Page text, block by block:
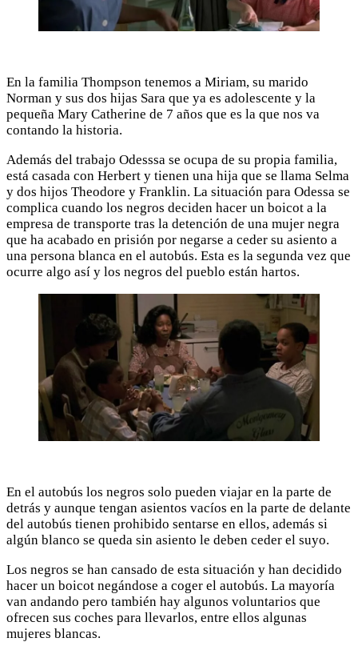
En la familia Thompson tenemos a Miriam, su marido
Norman y sus dos hijas Sara que ya es adolescente y la
pequeña Mary Catherine de 7 años que es la que nos va
contando la historia.
Además del trabajo Odesssa se ocupa de su propia familia,
está casada con Herbert y tienen una hija que se llama Selma
y dos hijos Theodore y Franklin. La situación para Odessa se
complica cuando los negros deciden hacer un boicot a la
empresa de transporte tras la detención de una mujer negra
que ha acabado en prisión por negarse a ceder su asiento a
una persona blanca en el autobús. Esta es la segunda vez que
ocurre algo así y los negros del pueblo están hartos.
En el autobús los negros solo pueden viajar en la parte de
detrás y aunque tengan asientos vacíos en la parte de delante
del autobús tienen prohibido sentarse en ellos, además si
algún blanco se queda sin asiento le deben ceder el suyo.
Los negros se han cansado de esta situación y han decidido
hacer un boicot negándose a coger el autobús. La mayoría
van andando pero también hay algunos voluntarios que
ofrecen sus coches para llevarlos, entre ellos algunas
mujeres blancas.